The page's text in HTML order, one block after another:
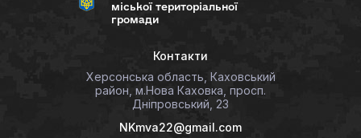
міської територіальної
громади
Контакти
Херсонська область, Каховський
район, м.Нова Каховка, просп.
Дніпровський, 23
NKmva22@gmail.com